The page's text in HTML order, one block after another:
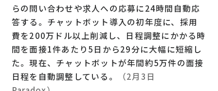
らの問い合わせや求人への応募に24時間自動応
答する。チャットボット導入の初年度に、採用
費を200万ドル以上削減し、日程調整にかかる時
間を面接1件あたり5日から29分に大幅に短縮し
た。現在、チャットボットが年間約5万件の面接
日程を自動調整している。
（2月3日